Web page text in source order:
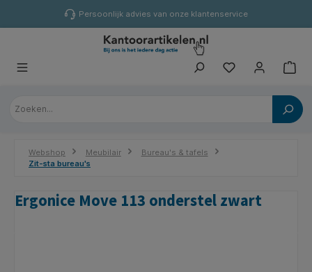
Persoonlijk advies van onze klantenservice
Webshop Meubilair
Bureau's & tafels
Zit-sta bureau's
Ergonice Move 113 onderstel zwart